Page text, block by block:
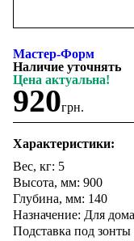
Мастер-Форм
Наличие уточнять
Цена актуальна!
920грн.
Характеристики:
Вес, кг: 5
Высота, мм: 900
Глубина, мм: 140
Назначение: Для дома
Подставка под